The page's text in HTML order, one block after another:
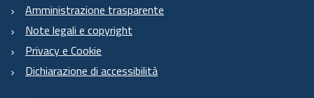
Amministrazione trasparente
Note legali e copyright
Privacy e Cookie
Dichiarazione di accessibilità